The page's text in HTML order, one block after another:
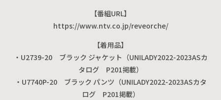
【番組URL】
https://www.ntv.co.jp/reveorche/
【着用品】
・U2739-20 ブラック ジャケット（UNILADY2022-2023ASカ
タログ P201掲載）
・U7740P-20 ブラック パンツ（UNILADY2022-2023ASカタ
ログ P201掲載）